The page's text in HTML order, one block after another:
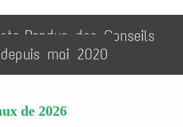
Rendus des Conseils
mai 2020
de 2026